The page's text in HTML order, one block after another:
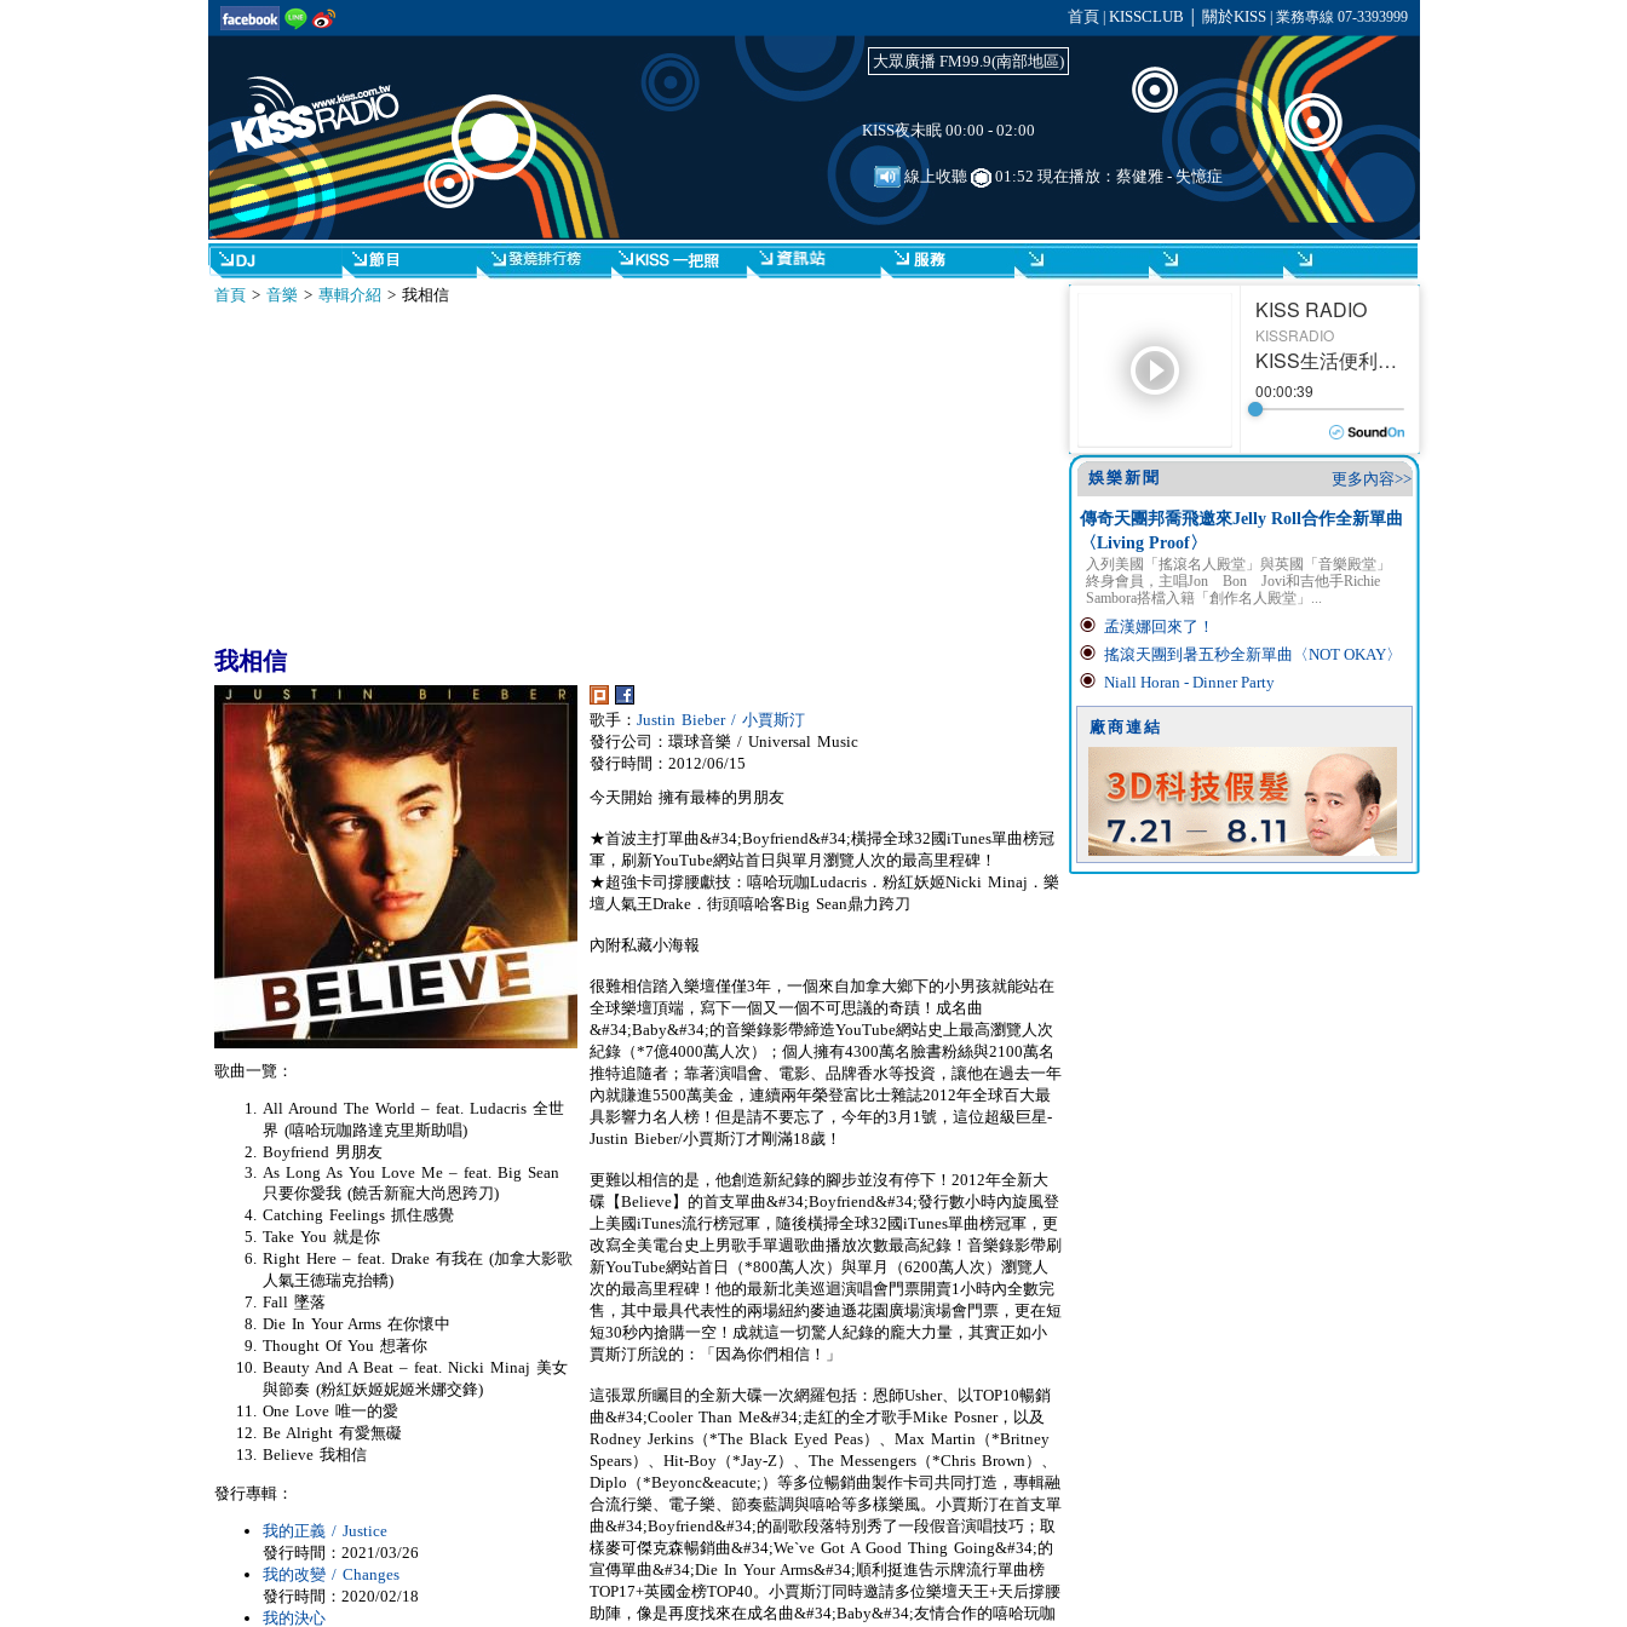
首頁 KISSCLUB 關於KISS| 業務專線 07-3393999
大眾廣播 FM99.9(南部地區)
KISS夜未眠 00:00 - 02:00
線上收聽 01:52 現在播放： 蔡健雅-失憶症
首頁> 音樂> 專輯介紹 > 我相信
我相信
歌手： Justin Bieber / 小賈斯汀
發行公司：環球音樂 / Universal Music
發行時間：2012/06/15
今天開始 擁有最棒的男朋友
★首波主打單曲&#34;Boyfriend&#34;橫掃全球32國iTunes單曲榜冠
軍，刷新YouTube網站首日與單月瀏覽人次的最高里程碑！
★超強卡司撐腰獻技：嘻哈玩咖Ludacris．粉紅妖姬Nicki Minaj．樂
壇人氣王Drake．街頭嘻哈客Big Sean鼎力跨刀
內附私藏小海報
很難相信踏入樂壇僅僅3年，一個來自加拿大鄉下的小男孩就能站在
全球樂壇頂端，寫下一個又一個不可思議的奇蹟！成名曲
&#34;Baby&#34;的音樂錄影帶締造YouTube網站史上最高瀏覽人次
紀錄（*7億4000萬人次）；個人擁有4300萬名臉書粉絲與2100萬名
推特追隨者；靠著演唱會、電影、品牌香水等投資，讓他在過去一年
內就賺進5500萬美金，連續兩年榮登富比士雜誌2012年全球百大最
具影響力名人榜！但是請不要忘了，今年的3月1號，這位超級巨星-
Justin Bieber/小賈斯汀才剛滿18歲！
更難以相信的是，他創造新紀錄的腳步並沒有停下！2012年全新大
碟【Believe】的首支單曲&#34;Boyfriend&#34;發行數小時內旋風登
上美國iTunes流行榜冠軍，隨後橫掃全球32國iTunes單曲榜冠軍，更
改寫全美電台史上男歌手單週歌曲播放次數最高紀錄！音樂錄影帶刷
新YouTube網站首日（*800萬人次）與單月（6200萬人次）瀏覽人
次的最高里程碑！他的最新北美巡迴演唱會門票開賣1小時內全數完
售，其中最具代表性的兩場紐約麥迪遜花園廣場演場會門票，更在短
短30秒內搶購一空！成就這一切驚人紀錄的龐大力量，其實正如小
賈斯汀所說的：「因為你們相信！」
這張眾所矚目的全新大碟一次網羅包括：恩師Usher、以TOP10暢銷
曲&#34;Cooler Than Me&#34;走紅的全才歌手Mike Posner，以及
Rodney Jerkins（*The Black Eyed Peas）、Max Martin（*Britney
Spears）、Hit-Boy（*Jay-Z）、The Messengers（*Chris Brown）、
Diplo（*Beyonc&eacute;）等多位暢銷曲製作卡司共同打造，專輯融
合流行樂、電子樂、節奏藍調與嘻哈等多樣樂風。小賈斯汀在首支單
曲&#34;Boyfriend&#34;的副歌段落特別秀了一段假音演唱技巧；取
樣麥可傑克森暢銷曲&#34;We`ve Got A Good Thing Going&#34;的
宣傳單曲&#34;Die In Your Arms&#34;順利挺進告示牌流行單曲榜
TOP17+英國金榜TOP40。小賈斯汀同時邀請多位樂壇天王+天后撐腰
助陣，像是再度找來在成名曲&#34;Baby&#34;友情合作的嘻哈玩咖
歌曲一覽：
All Around The World – feat. Ludacris 全世
界 (嘻哈玩咖路達克里斯助唱)
Boyfriend 男朋友
As Long As You Love Me – feat. Big Sean
只要你愛我 (饒舌新寵大尚恩跨刀)
Catching Feelings 抓住感覺
Take You 就是你
Right Here – feat. Drake 有我在 (加拿大影歌
人氣王德瑞克抬轎)
Fall 墜落
Die In Your Arms 在你懷中
Thought Of You 想著你
Beauty And A Beat – feat. Nicki Minaj 美女
與節奏 (粉紅妖姬妮姬米娜交鋒)
One Love 唯一的愛
Be Alright 有愛無礙
Believe 我相信
發行專輯：
我的正義 / Justice
發行時間：2021/03/26
我的改變 / Changes
發行時間：2020/02/18
我的決心
更多內容>>
娛樂新聞
傳奇天團邦喬飛邀來Jelly Roll合作全新單曲
〈Living Proof〉
入列美國「搖滾名人殿堂」與英國「音樂殿堂」
終身會員，主唱Jon Bon Jovi和吉他手Richie
Sambora搭檔入籍「創作名人殿堂」...
孟漢娜回來了！
搖滾天團到暑五秒全新單曲〈NOT OKAY〉
Niall Horan - Dinner Party
廠商連結